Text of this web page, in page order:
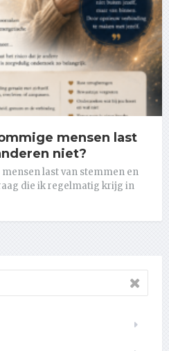
mensen last
niet?
last van stemmen en
die ik regelmatig krijg in